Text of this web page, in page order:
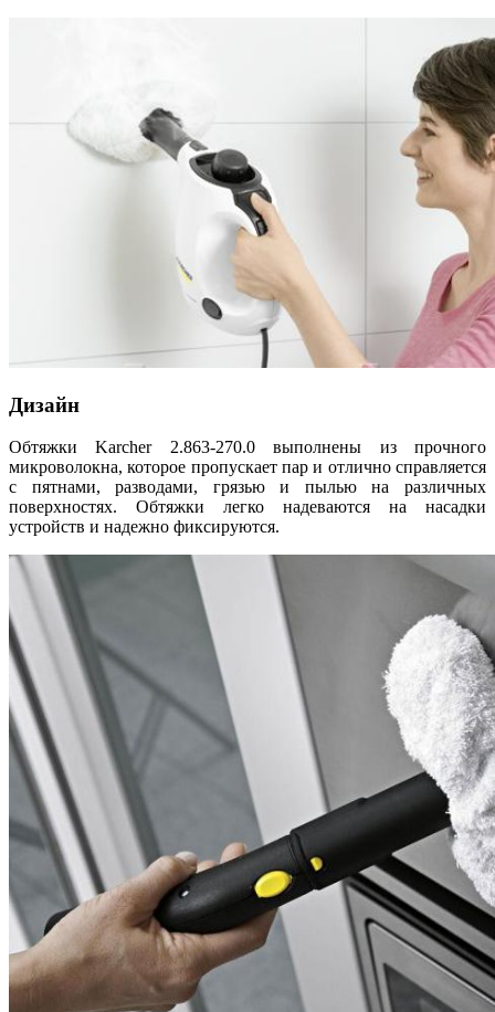
Дизайн
Обтяжки Karcher 2.863-270.0 выполнены из прочного
микроволокна, которое пропускает пар и отлично справляется
с пятнами, разводами, грязью и пылью на различных
поверхностях. Обтяжки легко надеваются на насадки
устройств и надежно фиксируются.